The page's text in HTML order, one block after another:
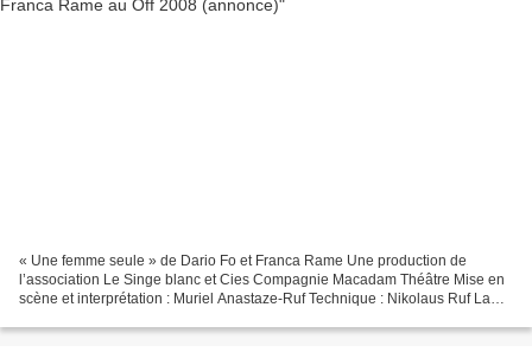
« Une femme seule » de Dario Fo et Franca Rame Une production de
l’association Le Singe blanc et Cies Compagnie Macadam Théâtre Mise en
scène et interprétation : Muriel Anastaze-Ruf Technique : Nikolaus Ruf La